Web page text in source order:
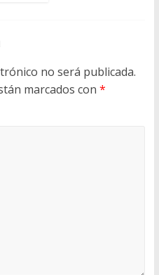
no será publicada.
marcados con *